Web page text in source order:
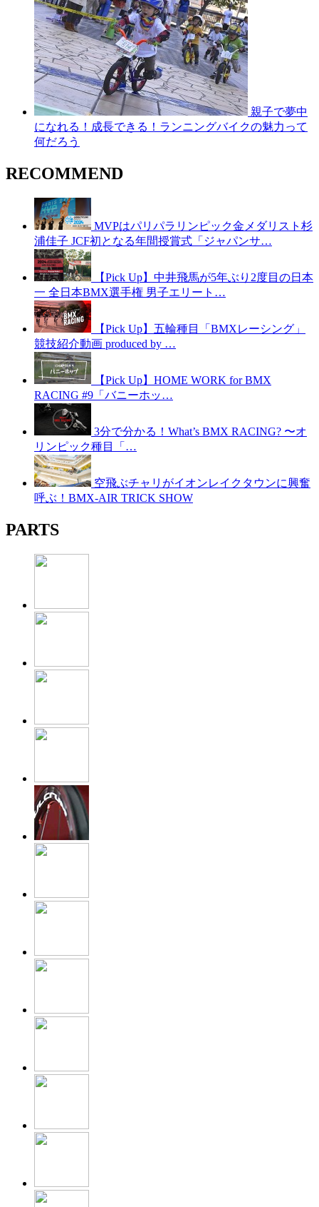
親子で夢中
になれる！成長できる！ランニングバイクの魅力って
何だろう
RECOMMEND
MVPはパリパラリンピック金メダリスト杉
浦佳子 JCF初となる年間授賞式「ジャパンサ…
【Pick Up】中井飛馬が5年ぶり2度目の日本
一 全日本BMX選手権 男子エリート…
【Pick Up】五輪種目「BMXレーシング」
競技紹介動画 produced by …
【Pick Up】HOME WORK for BMX
RACING #9「バニーホッ…
3分で分かる！What’s BMX RACING? 〜オ
リンピック種目「…
空飛ぶチャリがイオンレイクタウンに興奮
呼ぶ！BMX-AIR TRICK SHOW
PARTS